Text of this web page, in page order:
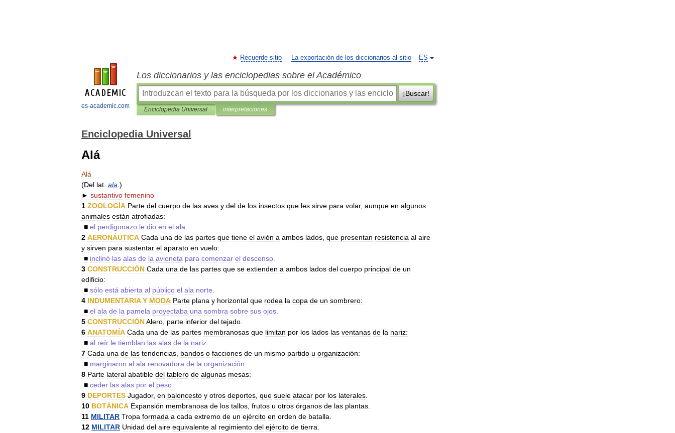
es-academic.com
ES
Recuerde sitio La exportación de los diccionarios al sitio
Los diccionarios y las enciclopedias sobre el Académico
¡Buscar!
Enciclopedia Universal interpretaciones
Enciclopedia Universal
Alá
Alá
(Del lat ala .)
► sustantivo femenino
1 ZOOLOGÍA Parte del cuerpo de las aves y del de los insectos que les sirve para volar, aunque en algunos
animales están atrofiadas:
■ el perdigonazo le dio en el ala
2 AERONÁUTICA Cada una de las partes que tiene el avión a ambos lados que presentan resistencia al aire
y sirven para sustentar el aparato en vuelo:
■ inclinó las alas de la avioneta para comenzar el descenso
3 CONSTRUCCIÓN Cada una de las partes que se extienden a ambos lados del cuerpo principal de un
edificio:
■ sólo está abierta al público el ala norte
4 INDUMENTARIA Y MODA Parte plana y horizontal que rodea la copa de un sombrero:
■ el ala de la pamela proyectaba una sombra sobre sus ojos
5 CONSTRUCCIÓNAlero parte inferior del tejado
6 ANATOMÍA Cada una de las partes membranosas que limitan por los lados las ventanas de la nariz:
■ al reír le tiemblan las alas de la nariz
7 Cada una de las tendencias bandos o facciones de un mismo partido u organización:
■ marginaron al ala renovadora de la organización
8 Parte lateral abatible del tablero de algunas mesas:
■ ceder las alas por el peso
9 DEPORTES Jugador, en baloncesto y otros deportes que suele atacar por los laterales
10 BOTÁNICA Expansión membranosa de los tallos frutos u otros órganos de las plantas
11 MILITAR Tropa formada a cada extremo de un ejército en orden de batalla
12 MILITAR Unidad del aire equivalente al regimiento del ejército de tierra